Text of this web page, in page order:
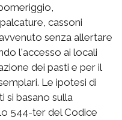
cassoni
senza allertare
l'accesso ai locali
dei pasti e per il
Le ipotesi di
si basano sulla
544-ter del Codice